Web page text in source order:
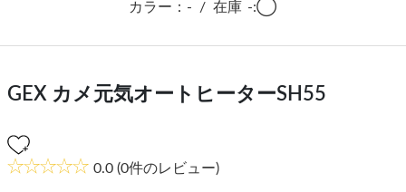
カラー：- / 在庫 -:◯
GEX カメ元気オートヒーターSH55
0.0 (0件のレビュー)